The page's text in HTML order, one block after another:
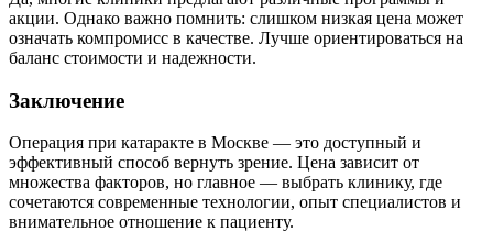
акции. Однако важно помнить: слишком низкая цена может
означать компромисс в качестве. Лучше ориентироваться на
баланс стоимости и надежности.
Заключение
Операция при катаракте в Москве — это доступный и
эффективный способ вернуть зрение. Цена зависит от
множества факторов, но главное — выбрать клинику, где
сочетаются современные технологии, опыт специалистов и
внимательное отношение к пациенту.